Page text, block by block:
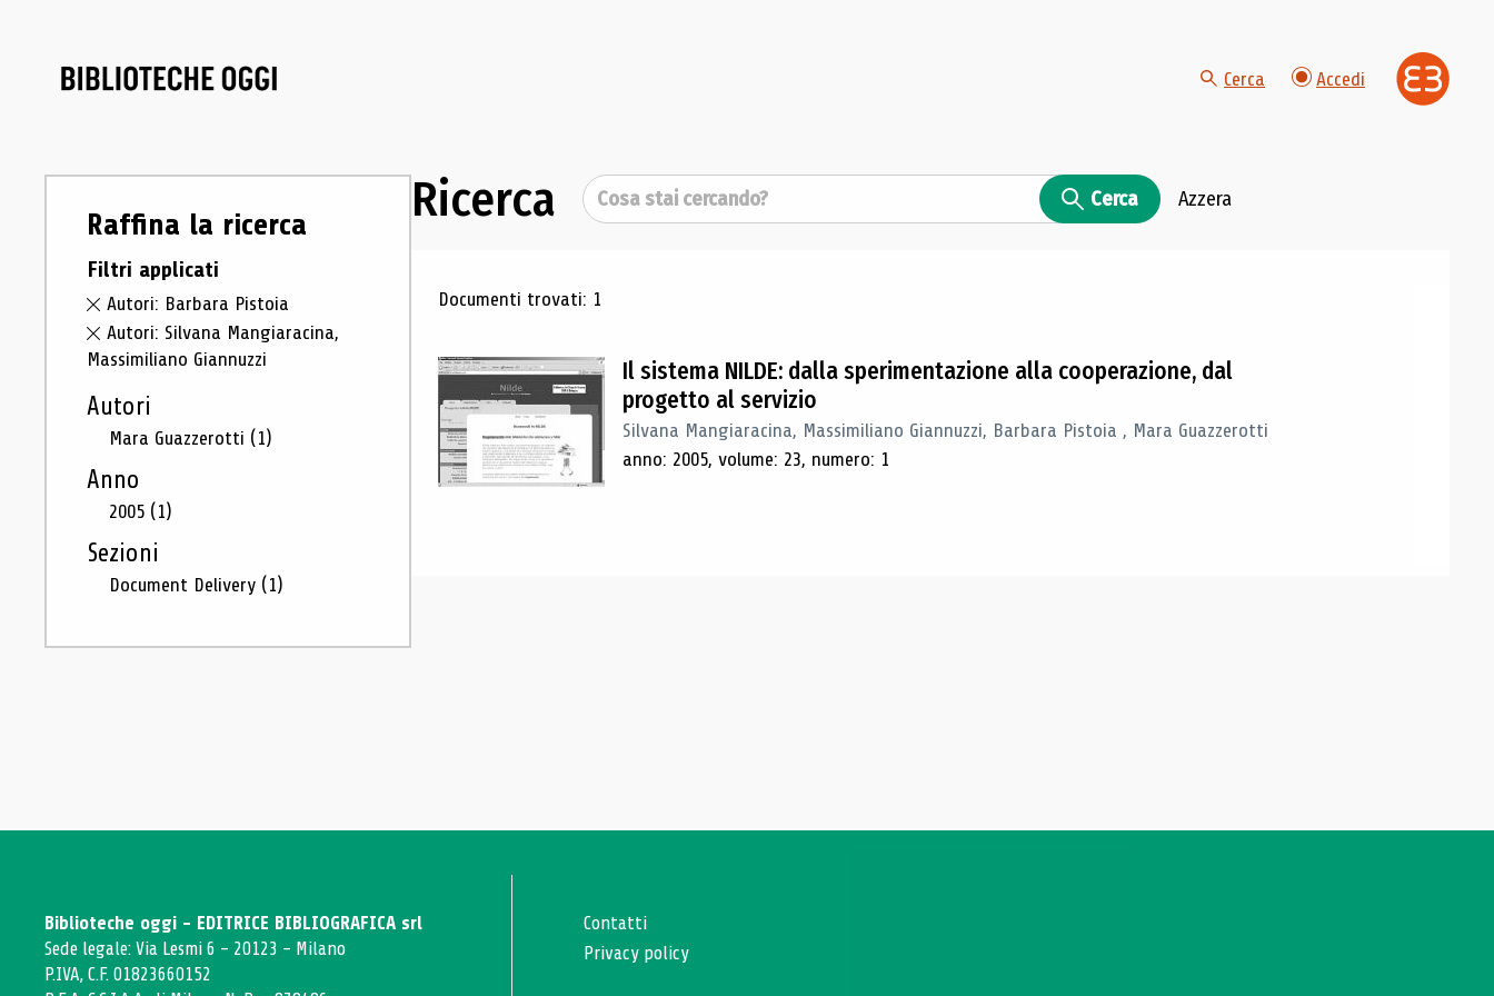
Cerca Accedi
Raffina la ricerca
Filtri applicati
Autori: Barbara Pistoia
Autori: Silvana Mangiaracina,
Massimiliano Giannuzzi
Autori
Mara Guazzerotti (1)
Anno
2005 (1)
Sezioni
Document Delivery (1)
Ricerca Cerca Cerca Azzera
Risultati di ricerca
Documenti trovati: 1
Il sistema NILDE: dalla sperimentazione alla cooperazione, dal
progetto al servizio
Silvana Mangiaracina, Massimiliano Giannuzzi, Barbara Pistoia , Mara Guazzerotti
anno: 2005, volume: 23, numero: 1
Biblioteche oggi - EDITRICE BIBLIOGRAFICA srl
Sede legale: Via Lesmi 6 - 20123 - Milano
P.IVA, C.F. 01823660152
Contatti
Privacy policy